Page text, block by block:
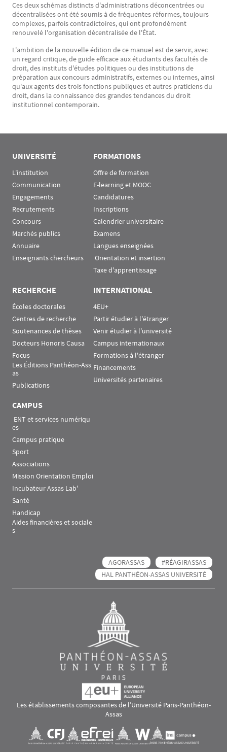
Ces deux schémas distincts d'administrations déconcentrées ou
décentralisées ont été soumis à de fréquentes réformes, toujours
complexes, parfois contradictoires, qui ont profondément
renouvelé l'organisation décentralisée de l'État.
L'ambition de la nouvelle édition de ce manuel est de servir, avec
un regard critique, de guide efficace aux étudiants des facultés de
droit, des instituts d'études politiques ou des institutions de
préparation aux concours administratifs, externes ou internes, ainsi
qu'aux agents des trois fonctions publiques et autres praticiens du
droit, dans la connaissance des grandes tendances du droit
institutionnel contemporain.
UNIVERSITÉ
L'institution
Communication
Engagements
Recrutements
Concours
Marchés publics
Annuaire
Enseignants chercheurs
FORMATIONS
Offre de formation
E-learning et MOOC
Candidatures
Inscriptions
Calendrier universitaire
Examens
Langues enseignées
Orientation et insertion
Taxe d'apprentissage
RECHERCHE
Écoles doctorales
Centres de recherche
Soutenances de thèses
Docteurs Honoris Causa
Focus
Les Éditions Panthéon-Ass
as
Publications
INTERNATIONAL
4EU+
Partir étudier à l'étranger
Venir étudier à l'université
Campus internationaux
Formations à l'étranger
Financements
Universités partenaires
CAMPUS
es
Campus pratique
Sport
Associations
Mission Orientation Emploi
Incubateur Assas Lab'
Santé
Handicap
Aides financières et sociale
s
AGORASSAS
#RÉAGIRASSAS
HAL PANTHÉON-ASSAS UNIVERSITÉ
Les établissements composantes de l’Université Paris-Panthéon-
Assas
Visuel svgVisuel svg Visuel svgVisuel svg